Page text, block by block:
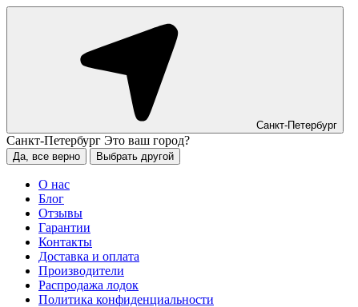
Санкт-Петербург
Санкт-Петербург Это ваш город?
Да, все верно Выбрать другой
О нас
Блог
Отзывы
Гарантии
Контакты
Доставка и оплата
Производители
Распродажа лодок
Политика конфиденциальности